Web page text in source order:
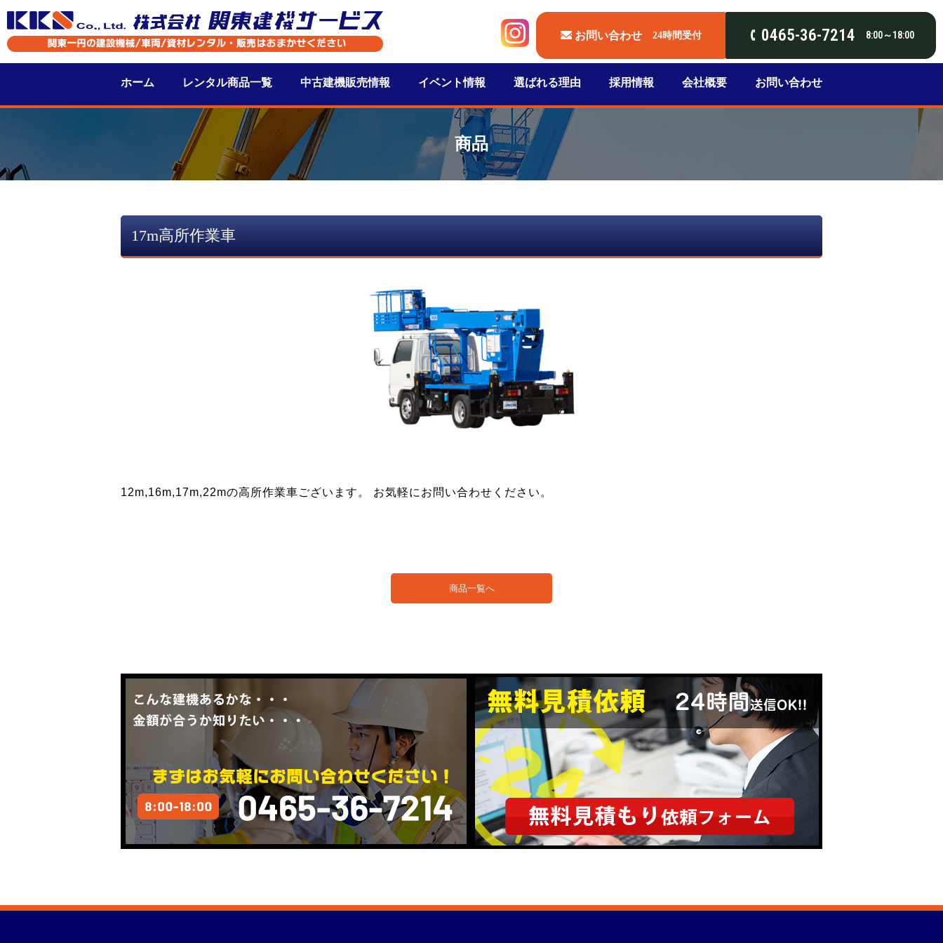
お問い合わせ 24時間受付 0465-36-7214 8:00～18:00
ホーム レンタル商品一覧 中古建機販売情報 イベント情報 選ばれる理由 採用情報 会社概要 お問い合わせ
商品
17m高所作業車
12m,16m,17m,22mの高所作業車ございます。 お気軽にお問い合わせください。
商品一覧へ